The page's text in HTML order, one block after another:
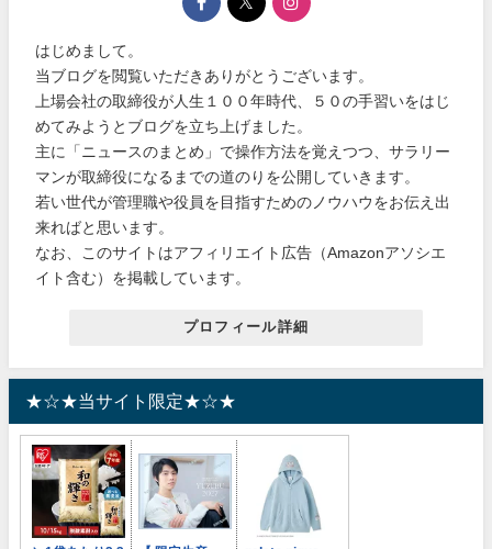
はじめまして。
当ブログを閲覧いただきありがとうございます。
上場会社の取締役が人生１００年時代、５０の手習いをはじ
めてみようとブログを立ち上げました。
主に「ニュースのまとめ」で操作方法を覚えつつ、サラリー
マンが取締役になるまでの道のりを公開していきます。
若い世代が管理職や役員を目指すためのノウハウをお伝え出
来ればと思います。
なお、このサイトはアフィリエイト広告（Amazonアソシエ
イト含む）を掲載しています。
プロフィール詳細
★☆★当サイト限定★☆★